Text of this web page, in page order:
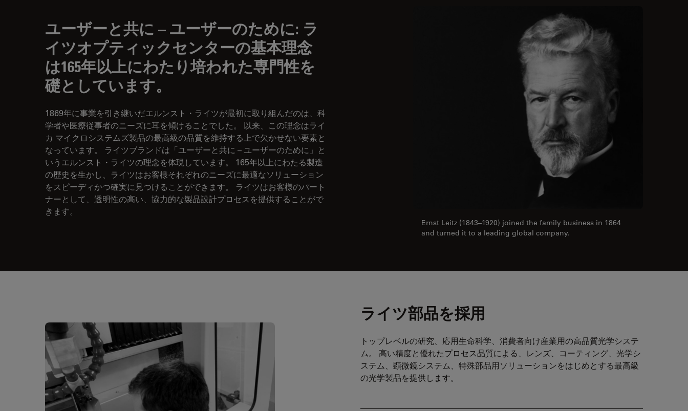
ユーザーと共に – ユーザーのために: ラ
イツオプティックセンターの基本理念
は165年以上にわたり培われた専門性を
礎としています。
1869年に事業を引き継いだエルンスト・ライツが最初に取り組んだのは、科
学者や医療従事者のニーズに耳を傾けることでした。 以来、この理念はライ
カ マイクロシステムズ製品の最高級の品質を維持する上で欠かせない要素と
なっています。 ライツブランドは「ユーザーと共に – ユーザーのために」と
いうエルンスト・ライツの理念を体現しています。 165年以上にわたる製造
の歴史を生かし、ライツはお客様それぞれのニーズに最適なソリューション
をスピーディかつ確実に見つけることができます。 ライツはお客様のパート
ナーとして、透明性の高い、協力的な製品設計プロセスを提供することがで
きます。
Ernst Leitz (1843–1920) joined the family business in 1864
and turned it to a leading global company.
ライツ部品を採用
トップレベルの研究、応用生命科学、消費者向け産業用の高品質光学システ
ム。 高い精度と優れたプロセス品質による、レンズ、コーティング、光学シ
ステム、顕微鏡システム、特殊部品用ソリューションをはじめとする最高級
の光学製品を提供します。